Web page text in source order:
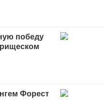
победу
Форест